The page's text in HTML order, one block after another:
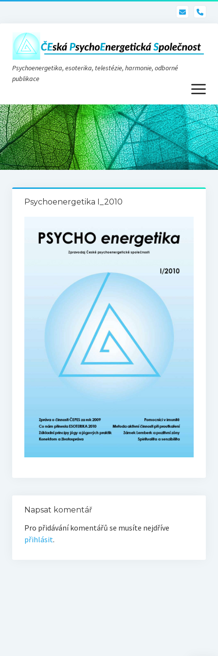
Psychoenergetika, esoterika, telestézie, harmonie, odborné
publikace
otevřít
menu
Psychoenergetika
O nás
O společnosti
Telestézie
Proutkaření – historie
Kniha návštěv
Mapa – sídlo ČEPES
Seznam praktiků
Psychoenergetika I_2010
Napsat komentář
Pro přidávání komentářů se musíte nejdříve
přihlásit.